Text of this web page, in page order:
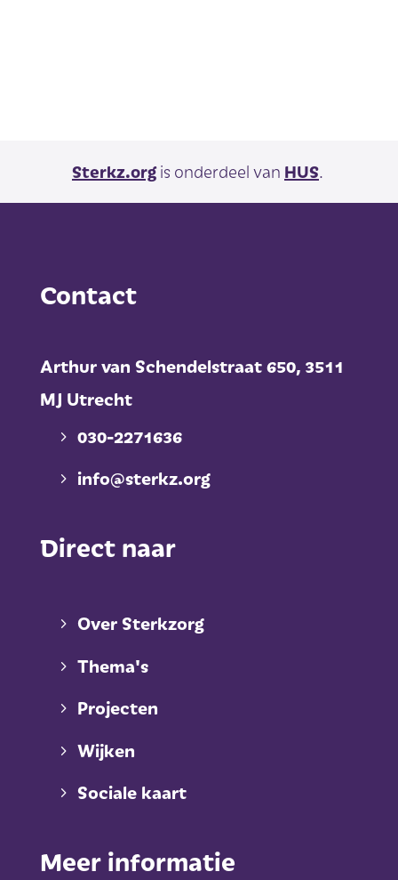
Sterkz.orgis onderdeel van HUS.
Contact
Arthur van Schendelstraat 650, 3511
MJ Utrecht
030-2271636
info@sterkz.org
Direct naar
Over Sterkzorg
Thema's
Projecten
Wijken
Sociale kaart
Meer informatie